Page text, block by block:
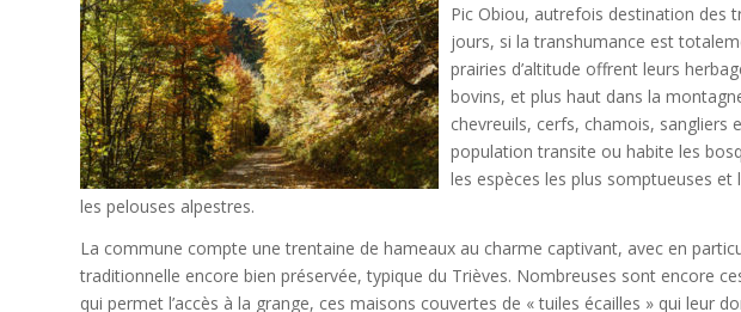
Pic Obiou, autrefois destination des
jours, si la transhumance est
prairies d’altitude offrent leurs
bovins, et plus haut dans la
chevreuils, cerfs, chamois, sangliers
population transite ou habite les
les espèces les plus somptueuses
les pelouses alpestres.
La commune compte une trentaine de hameaux au charme captivant, avec en
traditionnelle encore bien préservée, typique du Trièves. Nombreuses sont encore
qui permet l’accès à la grange, ces maisons couvertes de « tuiles écailles » qui leur